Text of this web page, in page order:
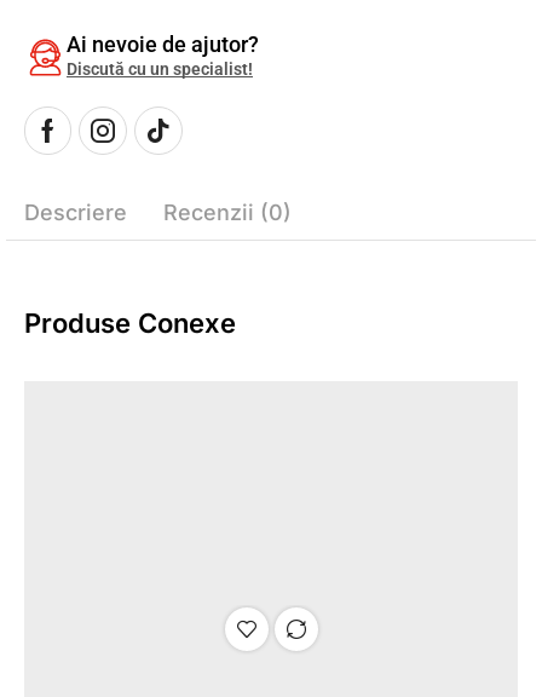
Ai nevoie de ajutor?
Discută cu un specialist!
Descriere Recenzii (0)
Produse Conexe